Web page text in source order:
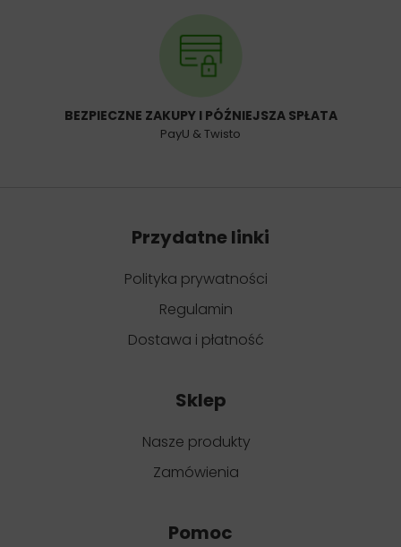
BEZPIECZNE ZAKUPY I PÓŹNIEJSZA SPŁATA
PayU & Twisto
Przydatne linki
Polityka prywatności
Regulamin
Dostawa i płatność
Sklep
Nasze produkty
Zamówienia
Pomoc